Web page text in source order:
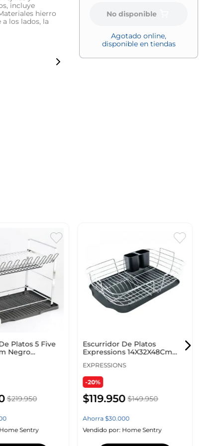
incluye
hierro
los lados, la
No disponible
Agotado online,
disponible en tiendas
Platos 5 Five
Negro
$219.950
Home Sentry
Escurridor De Platos
Expressions 14X32X48Cm
EXPRESSIONS
-20%
$119.950 $149.950
Ahorra$30.000
Vendido por: Home Sentry